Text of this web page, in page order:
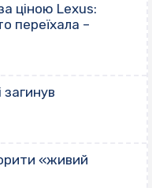
ціною Lexus:
переїхала –
«живий